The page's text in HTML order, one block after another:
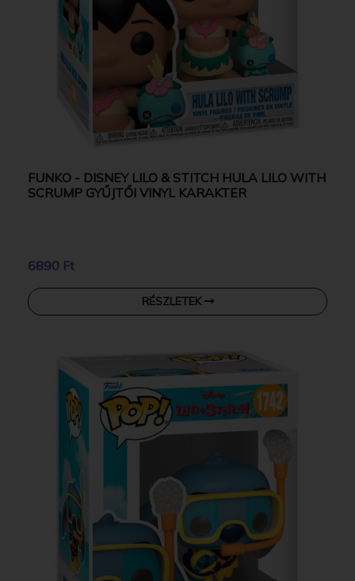
FUNKO - DISNEY LILO & STITCH HULA LILO WITH
SCRUMP GYŰJTŐI VINYL KARAKTER
6890 Ft
RÉSZLETEK